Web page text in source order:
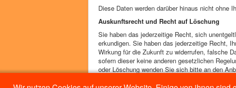
Diese Daten werden darüber hinaus nicht ohne
Auskunftsrecht und Recht auf Löschung
Sie haben das jederzeitige Recht, sich
erkundigen. Sie haben das jederzeitige Recht,
Wirkung für die Zukunft zu widerrufen, falsche
sofern dieser keine anderen gesetzlichen
oder Löschung wenden Sie sich bitte an den